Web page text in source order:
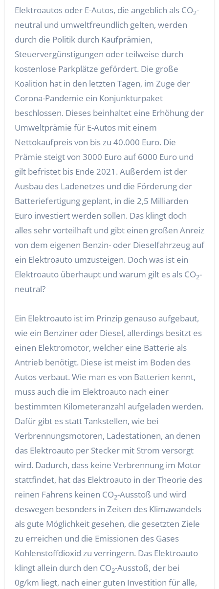
Elektroautos oder E-Autos, die angeblich als CO2-
neutral und umweltfreundlich gelten, werden
durch die Politik durch Kaufprämien,
Steuervergünstigungen oder teilweise durch
kostenlose Parkplätze gefördert. Die große
Koalition hat in den letzten Tagen, im Zuge der
Corona-Pandemie ein Konjunkturpaket
beschlossen. Dieses beinhaltet eine Erhöhung der
Umweltprämie für E-Autos mit einem
Nettokaufpreis von bis zu 40.000 Euro. Die
Prämie steigt von 3000 Euro auf 6000 Euro und
gilt befristet bis Ende 2021. Außerdem ist der
Ausbau des Ladenetzes und die Förderung der
Batteriefertigung geplant, in die 2,5 Milliarden
Euro investiert werden sollen. Das klingt doch
alles sehr vorteilhaft und gibt einen großen Anreiz
von dem eigenen Benzin- oder Dieselfahrzeug auf
ein Elektroauto umzusteigen. Doch was ist ein
Elektroauto überhaupt und warum gilt es als CO2-
neutral?
Ein Elektroauto ist im Prinzip genauso aufgebaut,
wie ein Benziner oder Diesel, allerdings besitzt es
einen Elektromotor, welcher eine Batterie als
Antrieb benötigt. Diese ist meist im Boden des
Autos verbaut. Wie man es von Batterien kennt,
muss auch die im Elektroauto nach einer
bestimmten Kilometeranzahl aufgeladen werden.
Dafür gibt es statt Tankstellen, wie bei
Verbrennungsmotoren, Ladestationen, an denen
das Elektroauto per Stecker mit Strom versorgt
wird. Dadurch, dass keine Verbrennung im Motor
stattfindet, hat das Elektroauto in der Theorie des
reinen Fahrens keinen CO2-Ausstoß und wird
deswegen besonders in Zeiten des Klimawandels
als gute Möglichkeit gesehen, die gesetzten Ziele
zu erreichen und die Emissionen des Gases
Kohlenstoffdioxid zu verringern. Das Elektroauto
klingt allein durch den CO2-Ausstoß, der bei
0g/km liegt, nach einer guten Investition für alle,